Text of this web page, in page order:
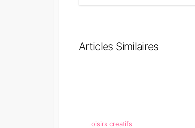
Articles Similaires
Loisirs creatifs